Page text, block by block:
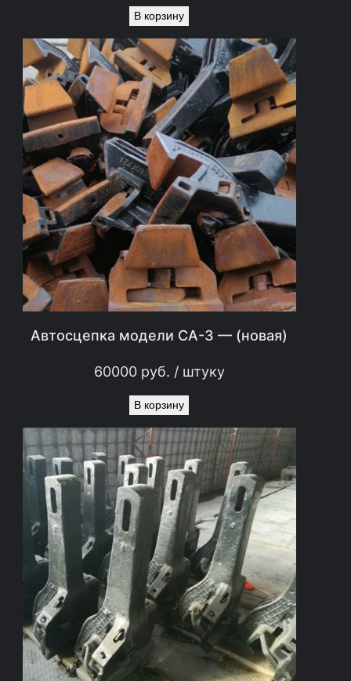
В корзину
Автосцепка модели СА-3 — (новая)
60000руб. / штуку
В корзину